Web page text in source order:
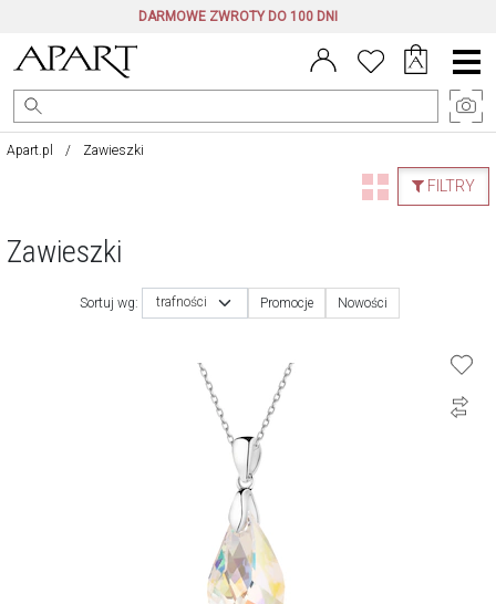
DARMOWE ZWROTY DO 100 DNI
Menu
główne
Apart.pl Zawieszki
FILTRY
Zawieszki
Sortuj wg: trafności Promocje Nowości